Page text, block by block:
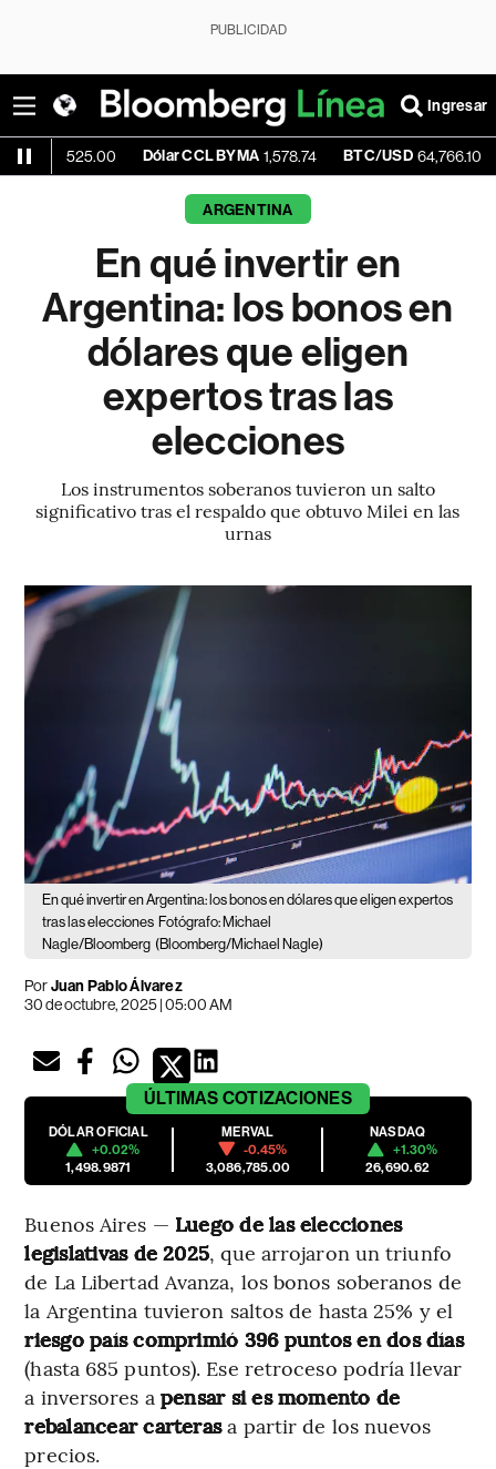
PUBLICIDAD
Ingresar
Dólar CCL BYMA 1,578.74 BTC/USD 64,766.10 -0.41%
ARGENTINA
En qué invertir en
Argentina: los bonos en
dólares que eligen
expertos tras las
elecciones
Los instrumentos soberanos tuvieron un salto
significativo tras el respaldo que obtuvo Milei en las
urnas
En qué invertir en Argentina: los bonos en dólares que eligen expertos
tras las elecciones Fotógrafo: Michael
Nagle/Bloomberg (Bloomberg/Michael Nagle)
PorJuan Pablo Álvarez
30 de octubre, 2025 | 05:00 AM
ÚLTIMAS COTIZACIONES
DÓLAR OFICIAL
+0.02%
1,498.9871
MERVAL
-0.45%
3,086,785.00
NASDAQ
+1.30%
26,690.62
Buenos Aires — Luego de las elecciones
legislativas de 2025, que arrojaron un triunfo
de La Libertad Avanza, los bonos soberanos de
la Argentina tuvieron saltos de hasta 25% y el
riesgo país comprimió 396 puntos en dos días
(hasta 685 puntos). Ese retroceso podría llevar
a inversores a pensar si es momento de
rebalancear carterasa partir de los nuevos
precios.